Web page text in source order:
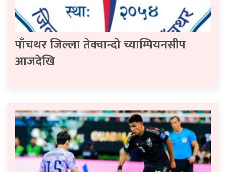
पाँचथर जिल्ला तेक्वान्दो च्याम्पियनसीप
आजदेखि